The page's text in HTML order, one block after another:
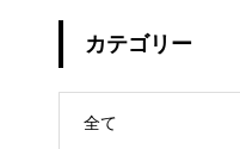
カテゴリー
全て